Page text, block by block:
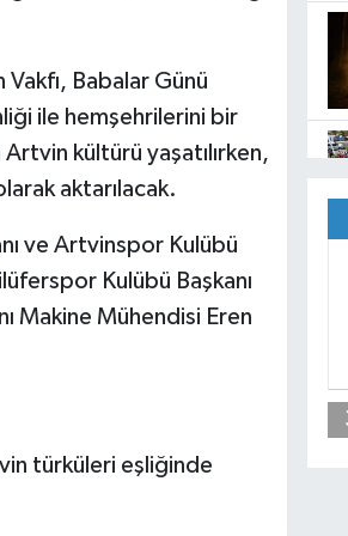
Vakfı, Babalar Günü
ile hemşehrilerini bir
kültürü yaşatılırken,
aktarılacak.
ve Artvinspor Kulübü
Kulübü Başkanı
Makine Mühendisi Eren
türküleri eşliğinde